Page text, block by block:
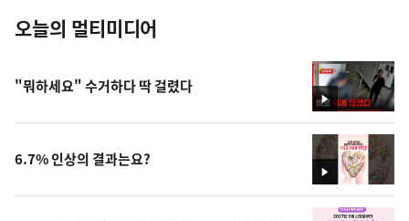
오늘의 멀티미디어
영
상
"뭐하세요" 수거하다 딱 걸렸다
영
상
6.7% 인상의 결과는요?